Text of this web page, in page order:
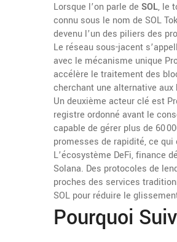
Lorsque l’on parle de SOL, le
connu sous le nom de SOL
devenu l’un des piliers des
Le réseau sous-jacent
avec le mécanisme unique
accélère le traitement des
cherchant une alternative
Un deuxième acteur clé est
registre ordonné avant le
capable de gérer plus de 60
promesses de rapidité, ce
L’écosystème DeFi,finance
Solana. Des protocoles de
proches des services
SOL pour réduire le
Pourquoi